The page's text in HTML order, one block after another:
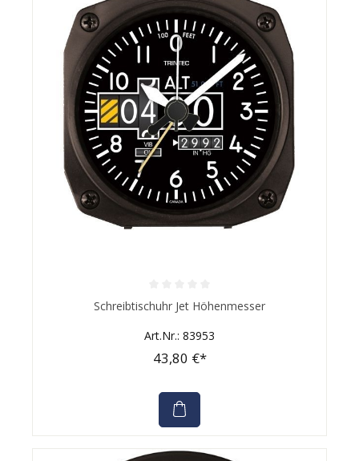
Durchschnittliche Bewertung von 0 von 5 Sternen
Schreibtischuhr Jet Höhenmesser
Art.Nr.: 83953
43,80 €*